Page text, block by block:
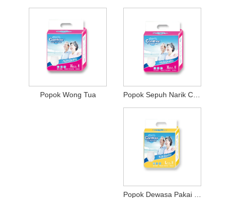
Popok Wong Tua Popok Sepuh Narik Celana